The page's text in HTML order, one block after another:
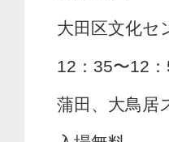
大田区文化セ
12：35〜12
蒲田、大鳥居